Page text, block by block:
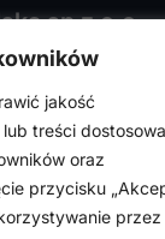
jakość
treści
oraz
przycisku
przez
sp z o.o.
1/7